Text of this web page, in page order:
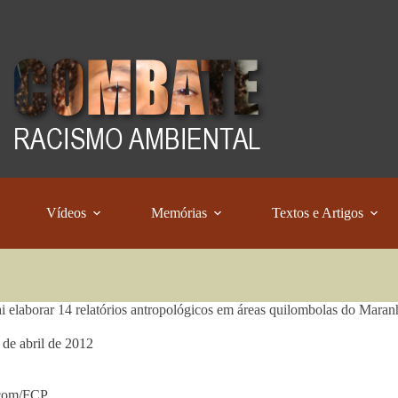
Vídeos Memórias Textos e Artigos
elaborar 14 relatórios antropológicos em áreas quilombolas do
de abril de 2012
FCP